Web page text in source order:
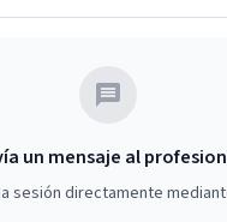
un mensaje al
sesión directamente